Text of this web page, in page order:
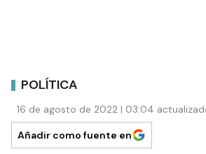
POLÍTICA
16 de agosto de 2022 | 03:04
Añadir como fuente en